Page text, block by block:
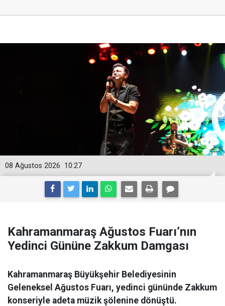
10:27
08 Ağustos 2026
Kahramanmaraş Ağustos Fuarı’nın
Yedinci Gününe Zakkum Damgası
Kahramanmaraş Büyükşehir Belediyesinin
Geleneksel Ağustos Fuarı, yedinci gününde Zakkum
konseriyle adeta müzik şölenine dönüştü.